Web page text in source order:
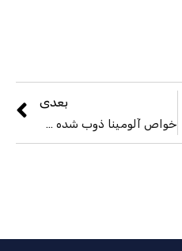
بعدی
خواص آلومینا ذوب شده سفید